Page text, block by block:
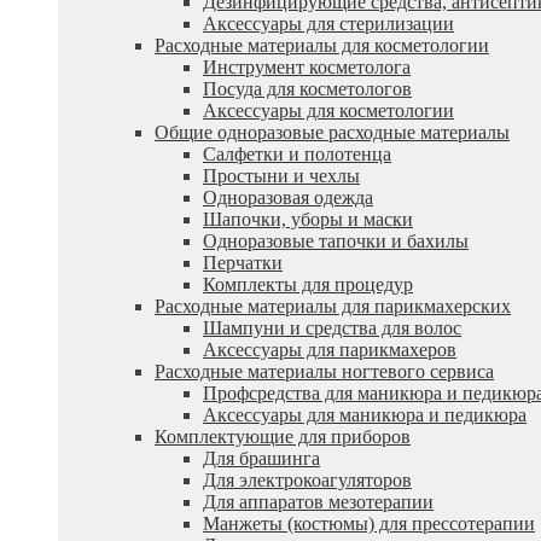
Аксессуары для стерилизации
Расходные материалы для косметологии
Инструмент косметолога
Посуда для косметологов
Аксессуары для косметологии
Общие одноразовые расходные материалы
Салфетки и полотенца
Простыни и чехлы
Одноразовая одежда
Шапочки, уборы и маски
Одноразовые тапочки и бахилы
Перчатки
Комплекты для процедур
Расходные материалы для парикмахерских
Шампуни и средства для волос
Аксессуары для парикмахеров
Расходные материалы ногтевого сервиса
Профсредства для маникюра и
Аксессуары для маникюра и педикюра
Комплектующие для приборов
Для брашинга
Для электрокоагуляторов
Для аппаратов мезотерапии
Манжеты (костюмы) для прессотерапии